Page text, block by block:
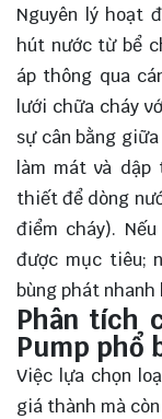
Nguyên lý hoạt
hút nước từ bể
áp thông qua
lưới chữa cháy
sự cân bằng
làm mát và dập
thiết để dòng
điểm cháy).
được mục tiêu;
bùng phát
Phân tích
Pump phổ
Việc lựa chọn
giá thành mà